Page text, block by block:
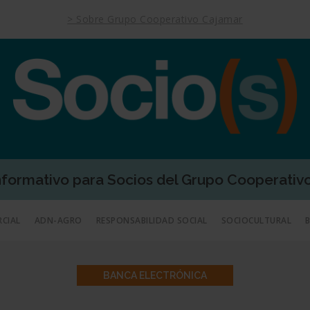
para Socios del Grupo
ADN-AGRO RESPONSABILIDAD SOCIAL SOCIOCULTURAL
BANCA ELECTRÓNICA